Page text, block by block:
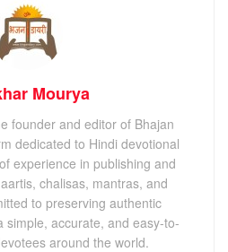
Mourya
founder and editor of Bhajan
dedicated to Hindi devotional
experience in publishing and
chalisas, mantras, and
to preserving authentic
simple, accurate, and easy-to-
around the world.